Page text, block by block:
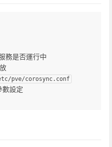
務是否運行中
pve/corosync.conf
數設定